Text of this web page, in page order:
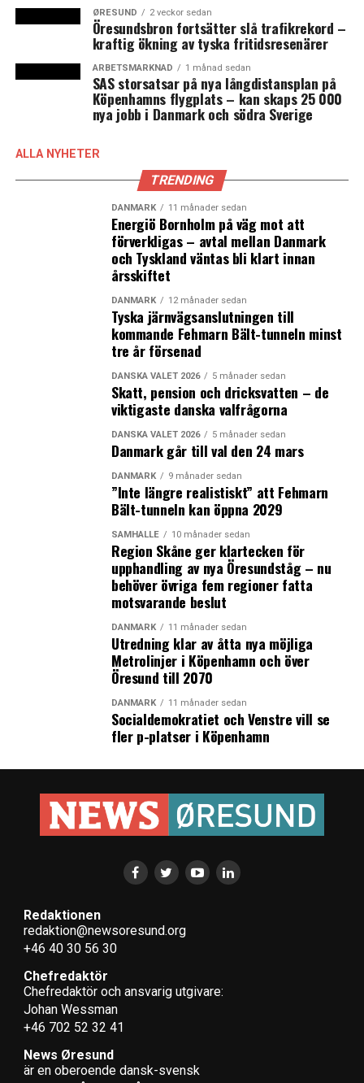
vikande efterfråga, har de skånska industrierna god
orderingång ännu så länge. Men bland många finns det
också en viss oro och osäkerhet inför hösten om läget
förändras.
Högre inflation, energipriser, livsmedel, boräntor och
drivmedel har lett till kraftiga kostnadsökningar för
sedan september 2020 fått en ökad månadskostnad på
drygt 9 100 kronor, enligt rapportens beräkningar.
drivmedel och boräntor har dock backat tillbaka något
efter det senaste årets kraftiga fördyringar. Det beror
främst på att priset på el och drivmedel har backat
något under den senaste tiden medan kostnader för
livsmedel och boräntor fortsatt att öka. (News Øresund)
Svenska kronan fortsätter att försvagas
ØRESUND 2 veckor sedan
Öresundsbron fortsätter slå trafikrekord –
kraftig ökning av tyska fritidsresenärer
ARBETSMARKNAD 1 månad sedan
SAS storsatsar på nya långdistansplan på
Köpenhamns flygplats – kan skaps 25 000
nya jobb i Danmark och södra Sverige
ALLA NYHETER
TRENDING
DANMARK 11 månader sedan
Energiö Bornholm på väg mot att
förverkligas – avtal mellan Danmark
och Tyskland väntas bli klart innan
årsskiftet
DANMARK 12 månader sedan
Tyska järnvägsanslutningen till
kommande Fehmarn Bält-tunneln minst
tre år försenad
DANSKA VALET 2026 5 månader sedan
Skatt, pension och dricksvatten – de
viktigaste danska valfrågorna
DANSKA VALET 2026 5 månader sedan
Danmark går till val den 24 mars
DANMARK 9 månader sedan
”Inte längre realistiskt” att Fehmarn
Bält-tunneln kan öppna 2029
SAMHÄLLE 10 månader sedan
Region Skåne ger klartecken för
upphandling av nya Öresundståg – nu
behöver övriga fem regioner fatta
motsvarande beslut
DANMARK 11 månader sedan
Utredning klar av åtta nya möjliga
Metrolinjer i Köpenhamn och över
Öresund till 2070
DANMARK 11 månader sedan
Socialdemokratiet och Venstre vill se
fler p-platser i Köpenhamn
Redaktionen
redaktion@newsoresund.org
+46 40 30 56 30
Chefredaktör
Chefredaktör och ansvarig utgivare:
Johan Wessman
+46 702 52 32 41
News Øresund
är en oberoende dansk-svensk